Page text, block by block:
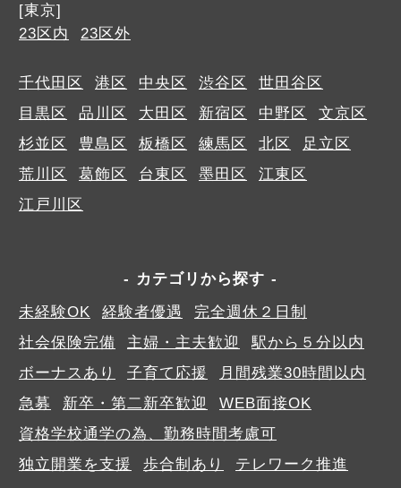
[東京]
23区内
23区外
千代田区 港区 中央区 渋谷区
世田谷区
目黒区
品川区 大田区 新宿区 中野区
文京区
杉並区
豊島区 板橋区 練馬区 北区
足立区
荒川区
葛飾区 台東区 墨田区
江東区
江戸川区
カテゴリから探す
未経験OK
経験者優遇
完全週休２日制
社会保険完備
主婦・主夫歓迎
駅から５分以内
ボーナスあり
子育て応援
月間残業30時間以内
急募
新卒・第二新卒歓迎
WEB面接OK
資格学校通学の為、勤務時間考慮可
独立開業を支援
歩合制あり テレワーク推進